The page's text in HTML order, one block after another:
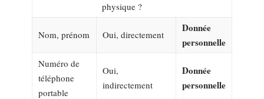
physique ?
Nom, prénom Oui, directement
Donnée
personnelle
Numéro de
téléphone
portable
Oui,
indirectement
Donnée
personnelle